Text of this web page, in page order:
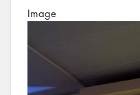
Image